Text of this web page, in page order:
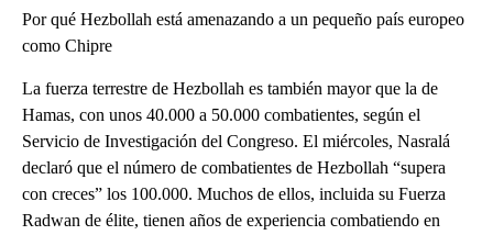
Por qué Hezbollah está amenazando a un pequeño país europeo
como Chipre
La fuerza terrestre de Hezbollah es también mayor que la de
Hamas, con unos 40.000 a 50.000 combatientes, según el
Servicio de Investigación del Congreso. El miércoles, Nasralá
declaró que el número de combatientes de Hezbollah “supera
con creces” los 100.000. Muchos de ellos, incluida su Fuerza
Radwan de élite, tienen años de experiencia combatiendo en